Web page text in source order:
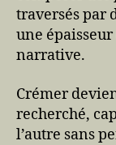
traversés par
une
narrative.
Crémer
recherché,
l’autre sans